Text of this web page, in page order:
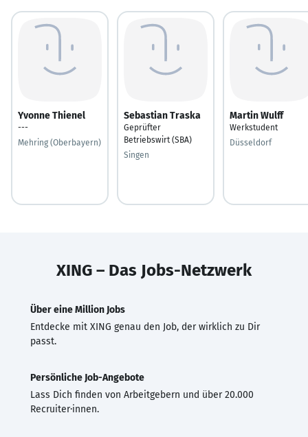
Yvonne Thienel
---
Mehring (Oberbayern)
Sebastian Traska
Geprüfter
Betriebswirt (SBA)
Singen
Martin Wulff
Werkstudent
Düsseldorf
XING – Das Jobs-Netzwerk
Über eine Million Jobs
Entdecke mit XING genau den Job, der wirklich zu Dir
passt.
Persönliche Job-Angebote
Lass Dich finden von Arbeitgebern und über 20.000
Recruiter·innen.